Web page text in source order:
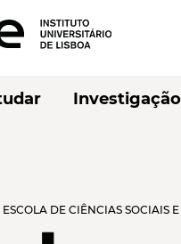
Investigação
ESCOLA DE CIÊNCIAS SOCIAIS